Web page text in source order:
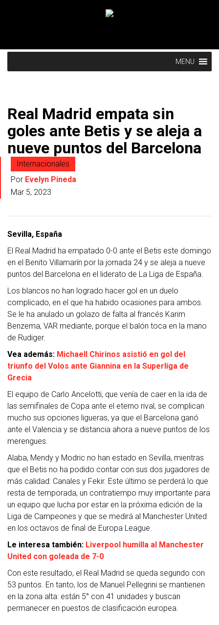
MENU
Real Madrid empata sin
goles ante Betis y se aleja a
nueve puntos del Barcelona
Internacionales
Por Evelyn Pineda
Mar 5, 2023
Sevilla, España
El Real Madrid ha empatado 0-0 ante el Betis este domingo
en el Benito Villamarín por la jornada 24 y se aleja a nueve
puntos del Barcelona en el liderato de La Liga de España.
Los blancos no han logrado hacer gol en un duelo
complicado, en el que ha habido ocasiones para ambos.
Se le ha anulado un golazo de falta al francés Karim
Benzema, VAR mediante, porque el balón toca en la mano
de Rudiger.
Vea además: Michaell Chirinos asistió en gol del
triunfo del Volos ante Giannina en la Superliga de
Grecia
El equipo de Carlo Ancelotti, que venía de caer en la ida de
las semifinales de Copa ante el eterno rival, se complican
mucho sus opciones ligueras, ya que el Barcelona ganó
ante el Valencia y se distancia ahora a nueve puntos de los
merengues.
Alaba, Mendy y Modric no han estado en Sevilla, mientras
que el Betis no ha podido contar con sus dos jugadores de
más calidad: Canales y Fekir. Este último se perderá lo que
resta de temporada, un contratiempo muy importante para
un equipo que lucha por estar en la próxima edición de la
Liga de Campeones y que se medirá al Manchester United
en los octavos de final de Europa League.
Le interesa también: Liverpool humilla al Manchester
United con goleada de 7-0
Con este resultado, el Real Madrid se queda segundo con
53 puntos. En tanto, los de Manuel Pellegrini se mantienen
en la zona alta: están 5° con 41 unidades y buscan
permanecer en puestos de clasificación europea.